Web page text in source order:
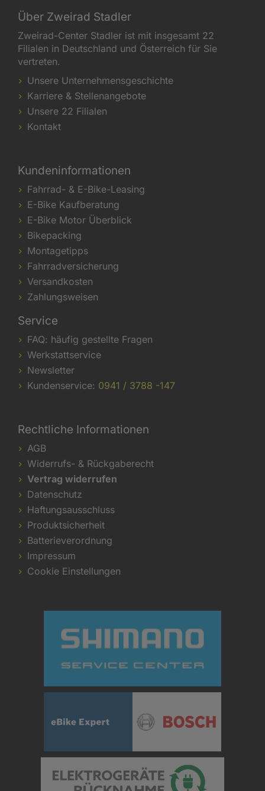
Über Zweirad Stadler
Zweirad-Center Stadler ist mit insgesamt 22
Filialen in Deutschland und Österreich für Sie
vertreten.
Unsere Unternehmensgeschichte
Karriere & Stellenangebote
Unsere 22 Filialen
Kontakt
Kundeninformationen
Fahrrad- & E-Bike-Leasing
E-Bike Kaufberatung
E-Bike Motor Überblick
Bikepacking
Montagetipps
Fahrradversicherung
Versandkosten
Zahlungsweisen
Service
FAQ: häufig gestellte Fragen
Werkstattservice
Newsletter
Kundenservice: 0941 / 3788 -147
Rechtliche Informationen
AGB
Widerrufs- & Rückgaberecht
Vertrag widerrufen
Datenschutz
Haftungsausschluss
Produktsicherheit
Batterieverordnung
Impressum
Cookie Einstellungen